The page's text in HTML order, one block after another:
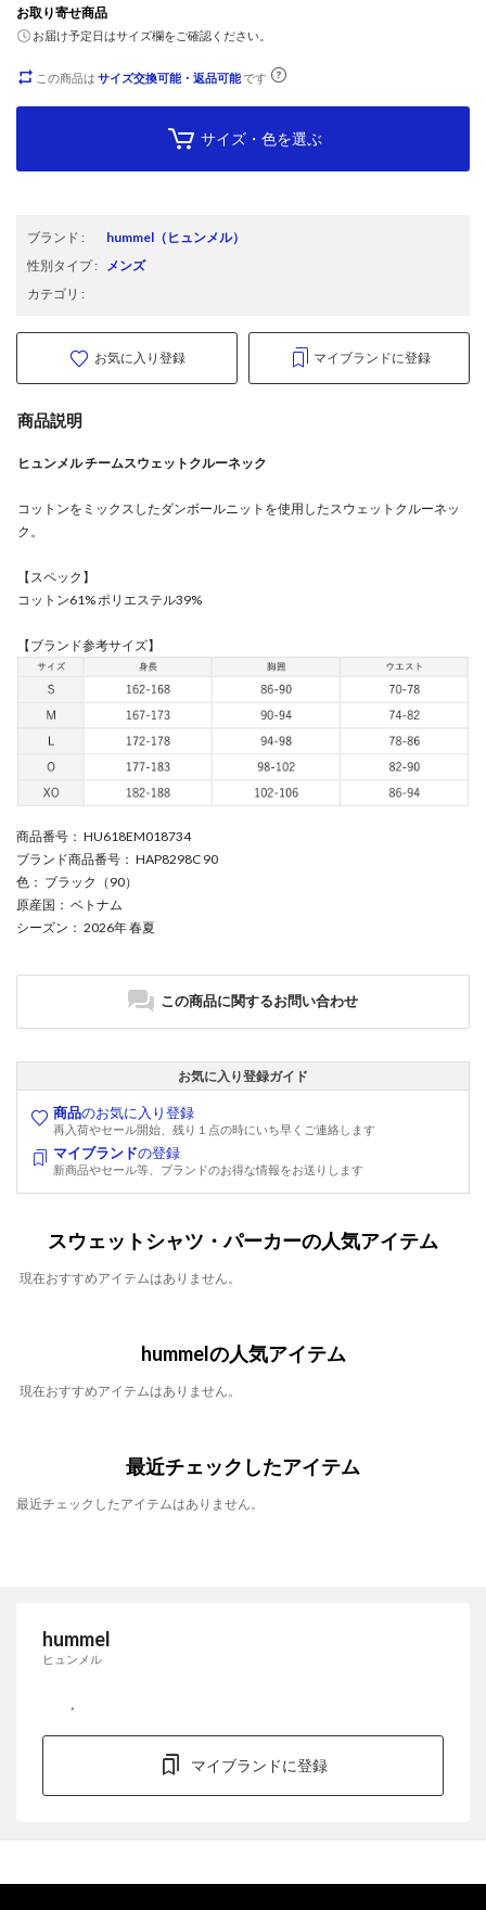
お取り寄せ商品
お届け予定日はサイズ欄をご確認ください。
この商品は サイズ交換可能・返品可能です
サイズ・色を選ぶ
ブランド : hummel （ヒュンメル）
性別タイプ: メンズ
カテゴリ :
お気に入り登録 マイブランドに登録
商品説明
ヒュンメル チームスウェットクルーネック
コットンをミックスしたダンボールニットを使用したスウェットクルーネッ
ク。
【スペック】
コットン61% ポリエステル39%
【ブランド参考サイズ】
商品番号 ： HU618EM018734
ブランド商品番号 ： HAP8298C 90
色 ： ブラック（90）
原産国 ： ベトナム
シーズン ： 2026年 春夏
この商品に関するお問い合わせ
お気に入り登録ガイド
商品のお気に入り登録
再入荷やセール開始、残り１点の時にいち早くご連絡します
マイブランドの登録
新商品やセール等、ブランドのお得な情報をお送りします
スウェットシャツ・パーカーの人気アイテム
現在おすすめアイテムはありません。
hummelの人気アイテム
現在おすすめアイテムはありません。
最近チェックしたアイテム
最近チェックしたアイテムはありません。
hummel
ヒュンメル
マイブランドに登録